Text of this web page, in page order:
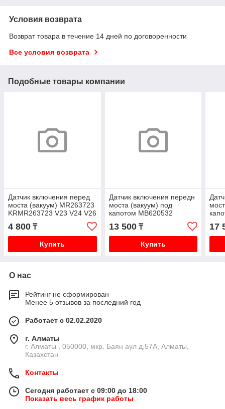
Условия возврата
Возврат товара в течение 14 дней по договоренности
Все условия возврата
Подобные товары компании
Датчик включения перед
моста (вакуум) MR263723
KRMR263723 V23 V24 V26
V43 V44 V46 V73 V75 V93
4 800 ₸
Купить
Датчик включения передн
моста (вакуум) под
капотом MB620532
DUMB620532 V26 V46
13 500₸
Купить
17
О нас
Рейтинг не сформирован
Менее 5 отзывов за последний год
Работает с 02.02.2020
г. Алматы
г. Алматы , 050000, мкр. Баян аул д.57А, Алматы,
Казахстан
Контакты
Сегодня работает с 09:00 до 18:00
Показать весь график работы